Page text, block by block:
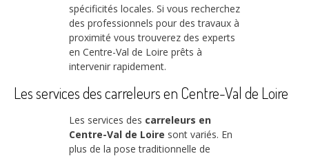
spécificités locales. Si vous recherchez
des professionnels pour des travaux à
proximité vous trouverez des experts
en Centre-Val de Loire prêts à
intervenir rapidement.
Les services des carreleurs en Centre-Val de Loire
Les services des carreleurs en
Centre-Val de Loire sont variés. En
plus de la pose traditionnelle de